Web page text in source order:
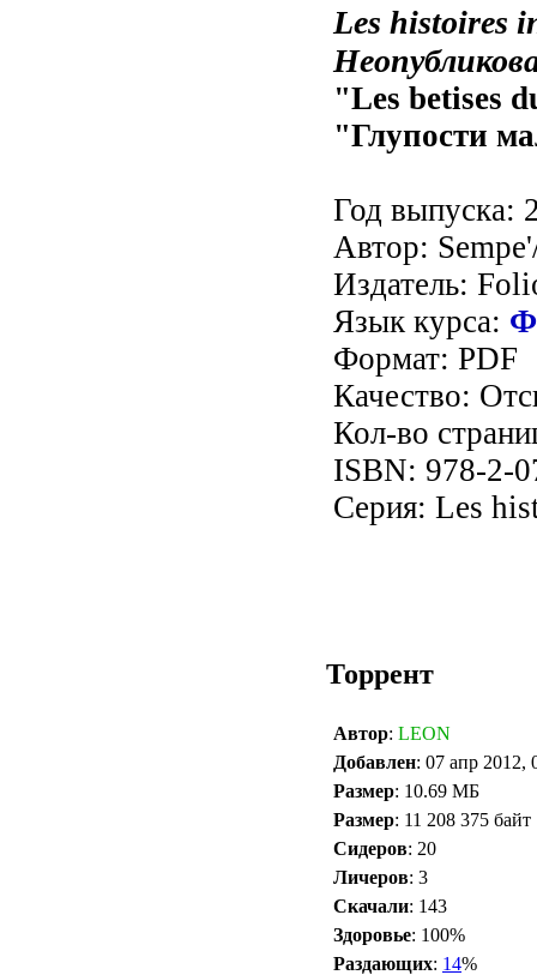
Les histoires
"Les betises
"Глупости
Год выпуска:
Автор:
Издатель:
Язык курса:
Формат: PDF
Качество:
Кол-во
ISBN: 978-2-
Серия: Les
Торрент
Автор: LEON
Добавлен: 07 апр 2012,
Размер: 10.69 МБ
Размер: 11 208 375 байт
Сидеров: 20
Личеров: 3
Скачали: 143
Здоровье: 100%
Раздающих: 14%